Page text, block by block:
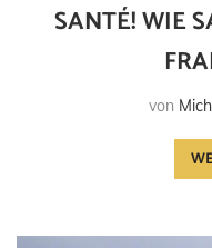
SANTÉ! WIE
von